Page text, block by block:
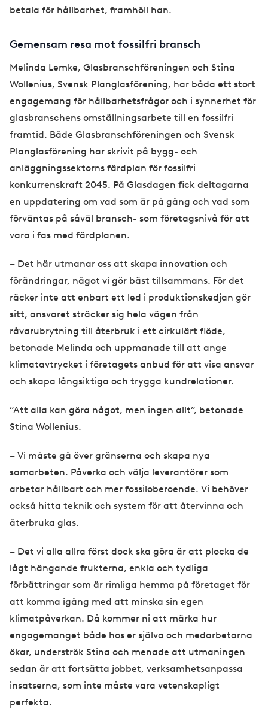
betala för hållbarhet, framhöll han.
Gemensam resa mot fossilfri bransch
Melinda Lemke, Glasbranschföreningen och Stina
Wollenius, Svensk Planglasförening, har båda ett stort
engagemang för hållbarhetsfrågor och i synnerhet för
glasbranschens omställningsarbete till en fossilfri
framtid. Både Glasbranschföreningen och Svensk
Planglasförening har skrivit på bygg- och
anläggningssektorns färdplan för fossilfri
konkurrenskraft 2045. På Glasdagen fick deltagarna
en uppdatering om vad som är på gång och vad som
förväntas på såväl bransch- som företagsnivå för att
vara i fas med färdplanen.
– Det här utmanar oss att skapa innovation och
förändringar, något vi gör bäst tillsammans. För det
räcker inte att enbart ett led i produktionskedjan gör
sitt, ansvaret sträcker sig hela vägen från
råvarubrytning till återbruk i ett cirkulärt flöde,
betonade Melinda och uppmanade till att ange
klimatavtrycket i företagets anbud för att visa ansvar
och skapa långsiktiga och trygga kundrelationer.
”Att alla kan göra något, men ingen allt”, betonade
Stina Wollenius.
– Vi måste gå över gränserna och skapa nya
samarbeten. Påverka och välja leverantörer som
arbetar hållbart och mer fossiloberoende. Vi behöver
också hitta teknik och system för att återvinna och
återbruka glas.
– Det vi alla allra först dock ska göra är att plocka de
lågt hängande frukterna, enkla och tydliga
förbättringar som är rimliga hemma på företaget för
att komma igång med att minska sin egen
klimatpåverkan. Då kommer ni att märka hur
engagemanget både hos er själva och medarbetarna
ökar, underströk Stina och menade att utmaningen
sedan är att fortsätta jobbet, verksamhetsanpassa
insatserna, som inte måste vara vetenskapligt
perfekta.